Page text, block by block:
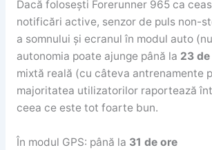
Dacă folosești Forerunner 965 ca
notificări active, senzor de puls non-
a somnului și ecranul în modul auto
autonomia poate ajunge până la 23
mixtă reală (cu câteva antrenamente
majoritatea utilizatorilor raportează
ceea ce este tot foarte bun.
În modul GPS: până la 31 de ore